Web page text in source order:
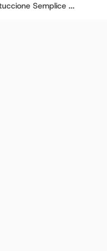
Semplice ...